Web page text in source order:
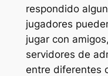
respondido
jugadores
jugar con
servidores de
entre diferentes